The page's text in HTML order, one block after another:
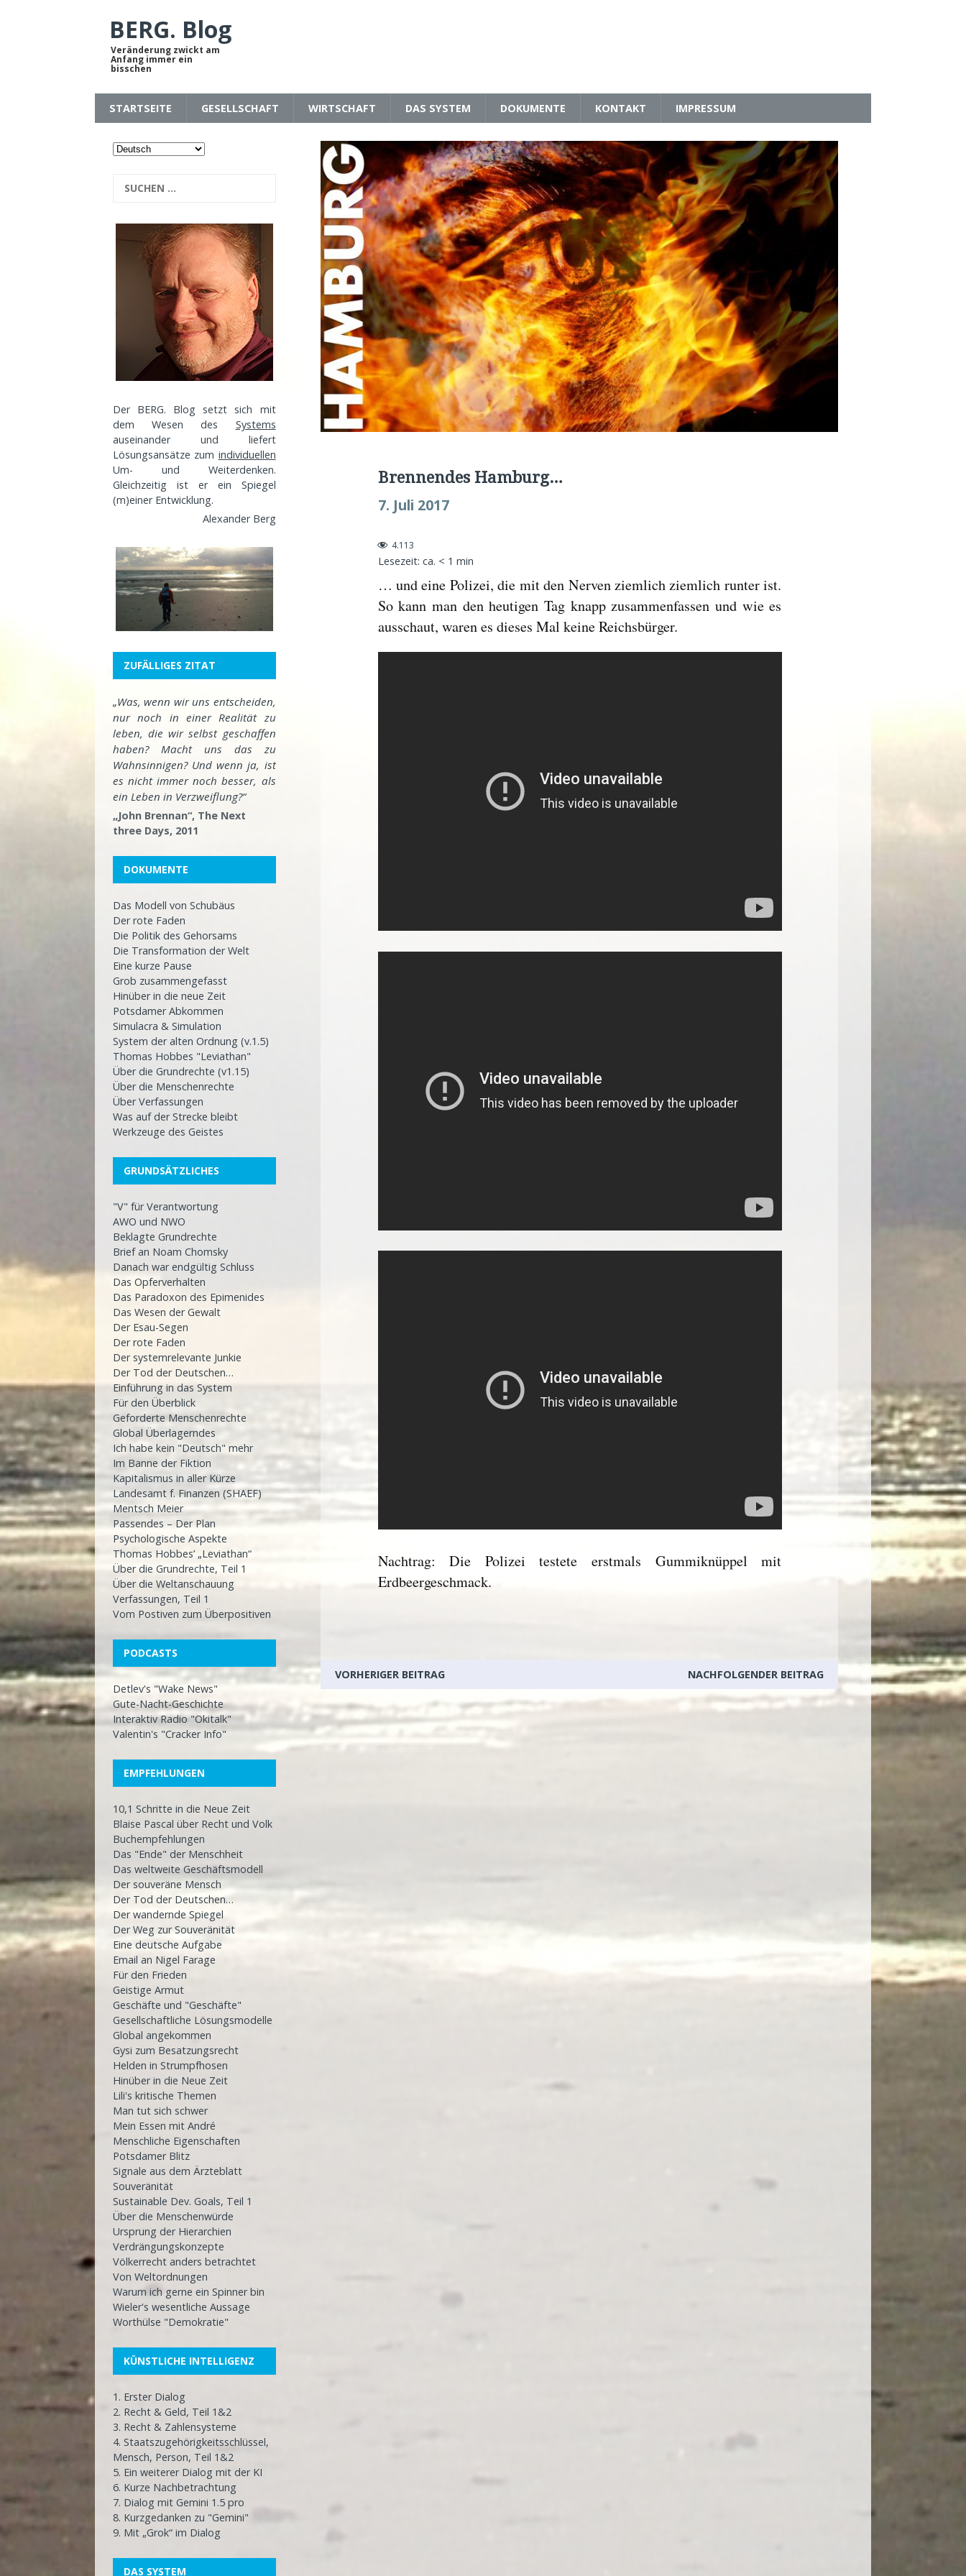
BERG. Blog
Veränderung zwickt am
Anfang immer ein
bisschen
STARTSEITE GESELLSCHAFT WIRTSCHAFT DAS SYSTEM DOKUMENTE KONTAKT IMPRESSUM
Brennendes Hamburg…
7. Juli 2017
4.113
Lesezeit: ca. < 1 min
… und eine Polizei, die mit den Nerven ziemlich ziemlich runter ist.
So kann man den heutigen Tag knapp zusammenfassen und wie es
ausschaut, waren es dieses Mal keine Reichsbürger.
Nachtrag: Die Polizei testete erstmals Gummiknüppel mit
Erdbeergeschmack.
VORHERIGER BEITRAG NACHFOLGENDER BEITRAG
Der BERG. Blog setzt sich mit
dem Wesen des Systems
auseinander und liefert
Lösungsansätze zum individuellen
Um- und Weiterdenken.
Gleichzeitig ist er ein Spiegel
(m)einer Entwicklung.
Alexander Berg
ZUFÄLLIGES ZITAT
„Was, wenn wir uns entscheiden,
nur noch in einer Realität zu
leben, die wir selbst geschaffen
haben? Macht uns das zu
Wahnsinnigen? Und wenn ja, ist
es nicht immer noch besser, als
ein Leben in Verzweiflung?“
„John Brennan“, The Next
three Days, 2011
DOKUMENTE
Das Modell von Schubäus
Der rote Faden
Die Politik des Gehorsams
Die Transformation der Welt
Eine kurze Pause
Grob zusammengefasst
Hinüber in die neue Zeit
Potsdamer Abkommen
Simulacra & Simulation
System der alten Ordnung (v.1.5)
Thomas Hobbes "Leviathan"
Über die Grundrechte (v1.15)
Über die Menschenrechte
Über Verfassungen
Was auf der Strecke bleibt
Werkzeuge des Geistes
GRUNDSÄTZLICHES
"V" für Verantwortung
AWO und NWO
Beklagte Grundrechte
Brief an Noam Chomsky
Danach war endgültig Schluss
Das Opferverhalten
Das Paradoxon des Epimenides
Das Wesen der Gewalt
Der Esau-Segen
Der rote Faden
Der systemrelevante Junkie
Der Tod der Deutschen…
Einführung in das System
Für den Überblick
Geforderte Menschenrechte
Global Überlagerndes
Ich habe kein "Deutsch" mehr
Im Banne der Fiktion
Kapitalismus in aller Kürze
Landesamt f. Finanzen (SHAEF)
Mentsch Meier
Passendes – Der Plan
Psychologische Aspekte
Thomas Hobbes’ „Leviathan“
Über die Grundrechte, Teil 1
Über die Weltanschauung
Verfassungen, Teil 1
Vom Postiven zum Überpositiven
PODCASTS
Detlev's "Wake News"
Gute-Nacht-Geschichte
Interaktiv Radio "Okitalk"
Valentin's "Cracker Info"
EMPFEHLUNGEN
10,1 Schritte in die Neue Zeit
Blaise Pascal über Recht und Volk
Buchempfehlungen
Das "Ende" der Menschheit
Das weltweite Geschäftsmodell
Der souveräne Mensch
Der Tod der Deutschen…
Der wandernde Spiegel
Der Weg zur Souveränität
Eine deutsche Aufgabe
Email an Nigel Farage
Für den Frieden
Geistige Armut
Geschäfte und "Geschäfte"
Gesellschaftliche Lösungsmodelle
Global angekommen
Gysi zum Besatzungsrecht
Helden in Strumpfhosen
Hinüber in die Neue Zeit
Lili's kritische Themen
Man tut sich schwer
Mein Essen mit André
Menschliche Eigenschaften
Potsdamer Blitz
Signale aus dem Ärzteblatt
Souveränität
Sustainable Dev. Goals, Teil 1
Über die Menschenwürde
Ursprung der Hierarchien
Verdrängungskonzepte
Völkerrecht anders betrachtet
Von Weltordnungen
Warum ich gerne ein Spinner bin
Wieler's wesentliche Aussage
Worthülse "Demokratie"
KÜNSTLICHE INTELLIGENZ
1. Erster Dialog
2. Recht & Geld, Teil 1&2
3. Recht & Zahlensysteme
4. Staatszugehörigkeitsschlüssel,
Mensch, Person, Teil 1&2
5. Ein weiterer Dialog mit der KI
6. Kurze Nachbetrachtung
7. Dialog mit Gemini 1.5 pro
8. Kurzgedanken zu "Gemini"
9. Mit „Grok“ im Dialog
DAS SYSTEM